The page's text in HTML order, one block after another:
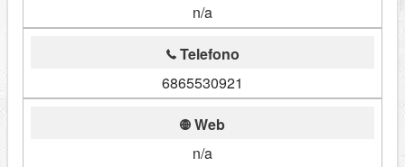
n/a
Telefono
6865530921
Web
n/a